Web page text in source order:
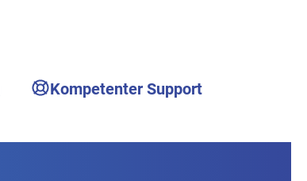
Kompetenter Support